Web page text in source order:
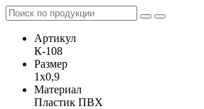
Артикул
К-108
Размер
1х0,9
Материал
Пластик ПВХ